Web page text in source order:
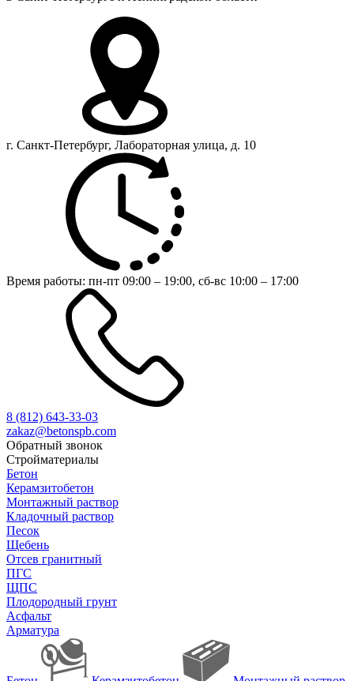
г. Санкт-Петербург, Лабораторная улица, д. 10
Время работы: пн-пт 09:00 – 19:00, сб-вс 10:00 – 17:00
8 (812) 643-33-03
zakaz@betonspb.com
Обратный звонок
Стройматериалы
Бетон
Керамзитобетон
Монтажный раствор
Кладочный раствор
Песок
Щебень
Отсев гранитный
ПГС
ЩПС
Плодородный грунт
Асфальт
Арматура